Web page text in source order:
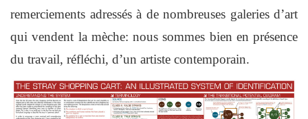
remerciements adressés à de nombreuses galeries d’art
qui vendent la mèche: nous sommes bien en présence
du travail, réfléchi, d’un artiste contemporain.